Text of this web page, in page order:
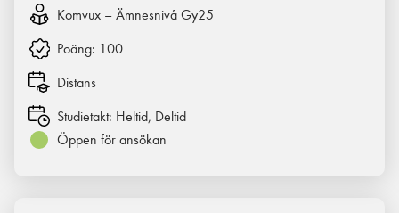
Komvux – Ämnesnivå Gy25
Poäng: 100
Distans
Studietakt: Heltid, Deltid
Öppen för ansökan